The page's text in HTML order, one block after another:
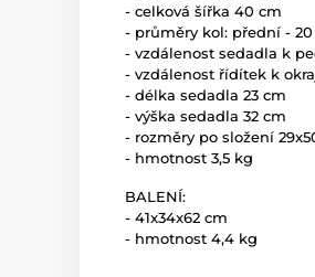
- celková šířka 40 cm
- průměry kol: přední - 20
- vzdálenost sedadla k
- vzdálenost řídítek k
- délka sedadla 23 cm
- výška sedadla 32 cm
- rozměry po složení
- hmotnost 3,5 kg
BALENÍ:
- 41x34x62 cm
- hmotnost 4,4 kg